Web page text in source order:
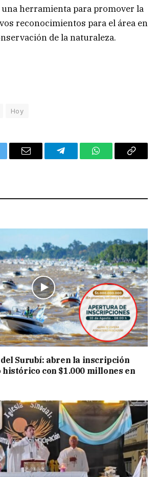
herramienta para promover la
reconocimientos para el área en
de la naturaleza.
Hoy
Email TelegramWhatsAppCopy
Surubí: abren la inscripción
con $1.000 millones en